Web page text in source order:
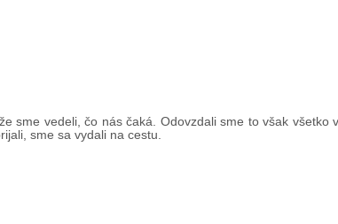
sme vedeli, čo nás čaká. Odovzdali sme to však všetko
sme sa vydali na cestu.